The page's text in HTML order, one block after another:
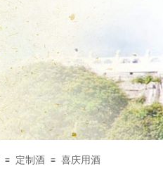
≡ 定制酒 ≡ 喜庆用酒